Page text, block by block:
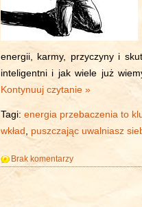
energii, karmy, przyczyny i
inteligentni i jak wiele już
Kontynuuj czytanie »
Tagi: energia przebaczenia to
wkład
puszczając uwalniasz
Brak komentarzy